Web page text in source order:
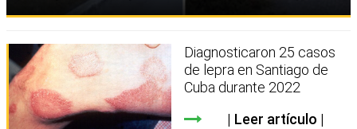
Diagnosticaron 25 casos
de lepra en Santiago de
Cuba durante 2022
Leer artículo